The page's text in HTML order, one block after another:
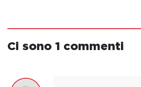
Ci sono 1 commenti